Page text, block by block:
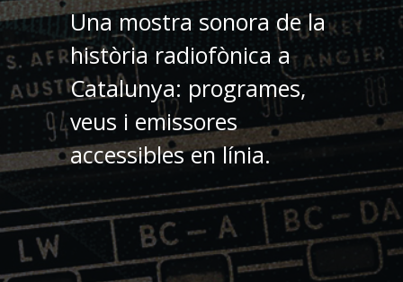
Una mostra sonora de la
història radiofònica a
Catalunya: programes,
veus i emissores
accessibles en línia.